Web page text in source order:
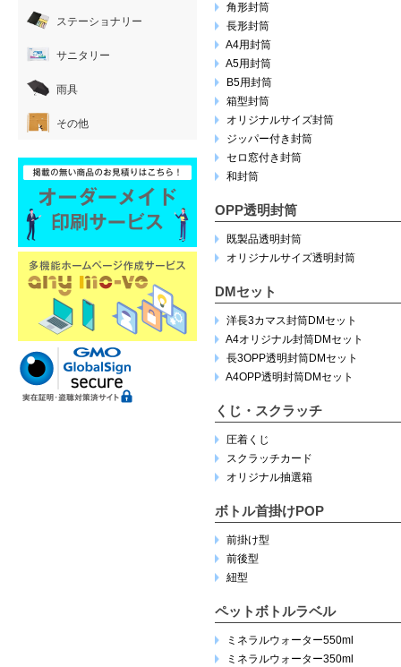
角形封筒
長形封筒
A4用封筒
A5用封筒
B5用封筒
箱型封筒
オリジナルサイズ封筒
ジッパー付き封筒
セロ窓付き封筒
和封筒
OPP透明封筒
既製品透明封筒
オリジナルサイズ透明封筒
DMセット
洋長3カマス封筒DMセット
A4オリジナル封筒DMセット
長3OPP透明封筒DMセット
A4OPP透明封筒DMセット
くじ・スクラッチ
圧着くじ
スクラッチカード
オリジナル抽選箱
ボトル首掛けPOP
前掛け型
前後型
紐型
ペットボトルラベル
ミネラルウォーター550ml
ミネラルウォーター350ml
ステーショナリー
サニタリー
雨具
その他